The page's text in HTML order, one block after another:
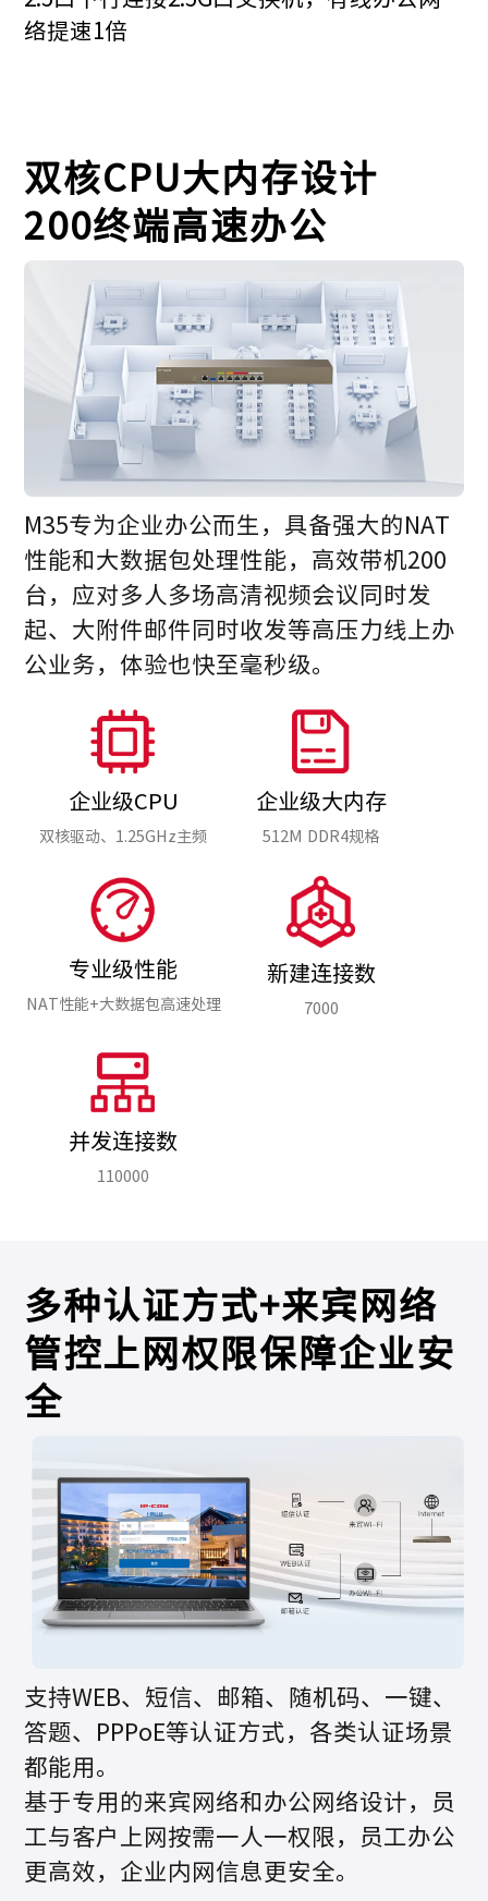
络提速1倍
双核CPU大内存设计
200终端高速办公
M35专为企业办公而生，具备强大的NAT
性能和大数据包处理性能，高效带机200
台，应对多人多场高清视频会议同时发
起、大附件邮件同时收发等高压力线上办
公业务，体验也快至毫秒级。
企业级CPU
双核驱动、1.25GHz主频
企业级大内存
512M DDR4规格
专业级性能
NAT性能+大数据包高速处理
新建连接数
7000
并发连接数
110000
多种认证方式+来宾网络
管控上网权限保障企业安
全
支持WEB、短信、邮箱、随机码、一键、
答题、PPPoE等认证方式，各类认证场景
都能用。
基于专用的来宾网络和办公网络设计，员
工与客户上网按需一人一权限，员工办公
更高效，企业内网信息更安全。